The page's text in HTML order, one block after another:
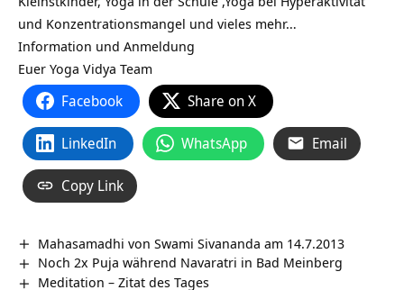
und Konzentrationsmangel und vieles mehr…
Information und Anmeldung
Euer Yoga Vidya Team
Facebook Share on X
LinkedIn WhatsApp Email
Copy Link
Mahasamadhi von Swami Sivananda am 14.7.2013
Noch 2x Puja während Navaratri in Bad Meinberg
Meditation – Zitat des Tages